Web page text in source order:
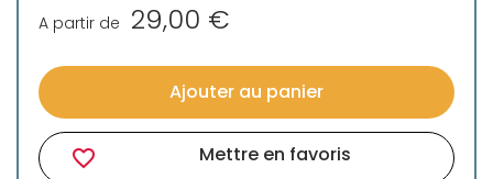
A partir de 29,00 €
Ajouter au panier
favorite_border Mettre en favoris